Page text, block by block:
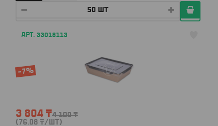
АРТ. 33018113
-7%
3 804 ₸4 100₸
(76.08 ₸/ШТ)